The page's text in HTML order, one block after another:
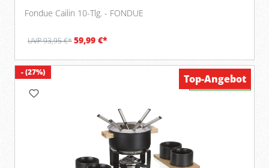
Fondue Cailin 10-Tlg. - FONDUE
UVP 93,95 €*59,99 €*
- (27%)
Verfügbar
Top-Angebot